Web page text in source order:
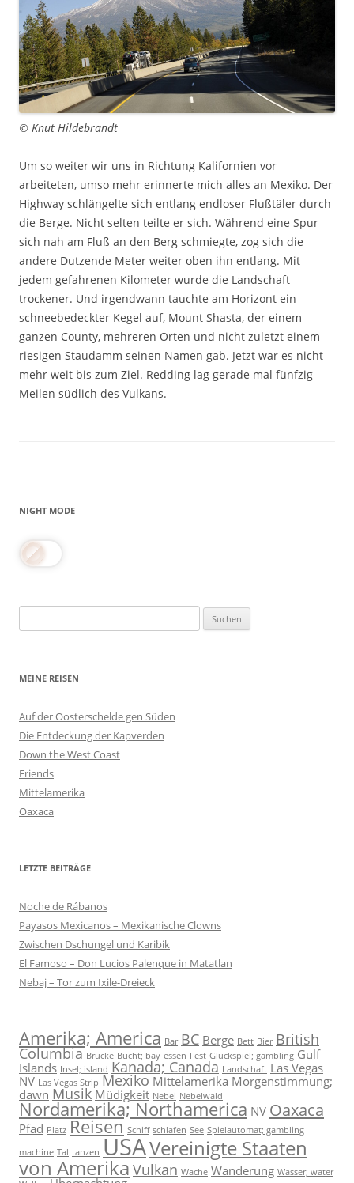
© Knut Hildebrandt
Um so weiter wir uns in Richtung Kalifornien vor
arbeiteten, umso mehr erinnerte mich alles an Mexiko. Der
Highway schlängelte sich entlang endloser Flußtäler durch
die Berge. Nicht selten teilte er sich. Während eine Spur
sich nah am Fluß an den Berg schmiegte, zog sich die
andere Dutzende Meter weiter oben ihn entlang. Mit
jedem gefahrenen Kilometer wurde die Landschaft
trockener. Und irgendwann tauchte am Horizont ein
schneebedeckter Kegel auf, Mount Shasta, der einem
ganzen County, mehreren Orten und nicht zuletzt einem
riesigen Staudamm seinen Namen gab. Jetzt war es nicht
mehr weit bis zum Ziel. Redding lag gerade mal fünfzig
Meilen südlich des Vulkans.
NIGHT MODE
nach:
MEINE REISEN
Auf der Oosterschelde gen Süden
Die Entdeckung der Kapverden
Down the West Coast
Friends
Mittelamerika
Oaxaca
LETZTE BEITRÄGE
Noche de Rábanos
Payasos Mexicanos – Mexikanische Clowns
Zwischen Dschungel und Karibik
El Famoso – Don Lucios Palenque in Matatlan
Nebaj – Tor zum Ixile-Dreieck
Amerika; America Bar BC Berge Bett Bier British
Columbia Brücke Bucht; bay essen Fest Glückspiel; gambling Gulf
Islands Insel; island Kanada; Canada Landschaft Las Vegas
NV Las Vegas Strip Mexiko Mittelamerika Morgenstimmung;
dawn Musik Müdigkeit Nebel Nebelwald
Nordamerika; Northamerica NV Oaxaca
Pfad Platz Reisen Schiff schlafen See Spielautomat; gambling
machine Tal tanzen USAVereinigte Staaten
von AmerikaVulkan Wache Wanderung Wasser; water